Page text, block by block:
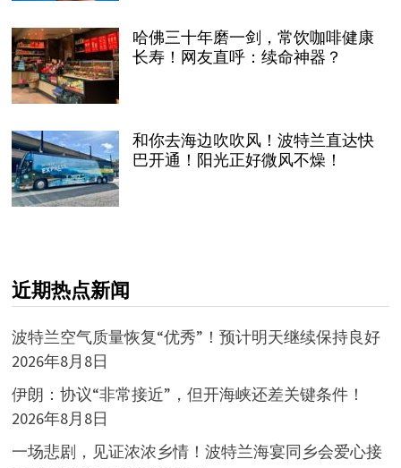
哈佛三十年磨一剑，常饮咖啡健康
长寿！网友直呼：续命神器？
和你去海边吹吹风！波特兰直达快
巴开通！阳光正好微风不燥！
近期热点新闻
波特兰空气质量恢复“优秀”！预计明天继续保持良好
2026年8月8日
伊朗：协议“非常接近”，但开海峡还差关键条件！
2026年8月8日
一场悲剧，见证浓浓乡情！波特兰海宴同乡会爱心接